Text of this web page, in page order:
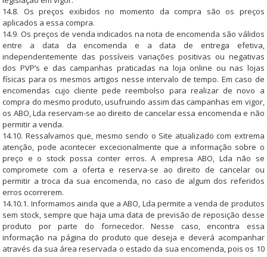
14.8. Os preços exibidos no momento da compra são os preços
aplicados a essa compra.
14.9. Os preços de venda indicados na nota de encomenda são válidos
entre a data da encomenda e a data de entrega efetiva,
independentemente das possíveis variações positivas ou negativas
dos PVP’s e das campanhas praticadas na loja online ou nas lojas
físicas para os mesmos artigos nesse intervalo de tempo. Em caso de
encomendas cujo cliente pede reembolso para realizar de novo a
compra do mesmo produto, usufruindo assim das campanhas em vigor,
os ABO, Lda reservam-se ao direito de cancelar essa encomenda e não
permitir a venda.
14.10. Ressalvamos que, mesmo sendo o Site atualizado com extrema
atenção, pode acontecer excecionalmente que a informação sobre o
preço e o stock possa conter erros. A empresa ABO, Lda não se
compromete com a oferta e reserva-se ao direito de cancelar ou
permitir a troca da sua encomenda, no caso de algum dos referidos
erros ocorrerem.
14.10.1. Informamos ainda que a ABO, Lda permite a venda de produtos
sem stock, sempre que haja uma data de previsão de reposição desse
produto por parte do fornecedor. Nesse caso, encontra essa
informação na página do produto que deseja e deverá acompanhar
através da sua área reservada o estado da sua encomenda, pois os 10